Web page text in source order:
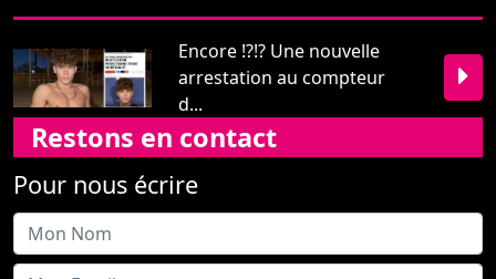
Encore !?!? Une nouvelle
arrestation au compteur
d...
Restons en contact
Pour nous écrire